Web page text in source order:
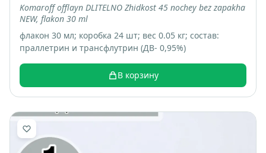
Komaroff offlayn DLITELNO Zhidkost 45 nochey bez zapakha
NEW, flakon 30 ml
флакон 30 мл; коробка 24 шт; вес 0.05 кг; состав:
праллетрин и трансфлутрин (ДВ- 0,95%)
В корзину